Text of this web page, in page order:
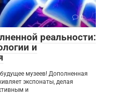
0
реальности:
и
музеев! Дополненная
экспонаты, делая
и